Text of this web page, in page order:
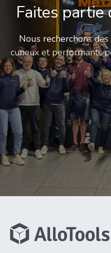
Faites partie
Nous recherchons des
curieux et performants